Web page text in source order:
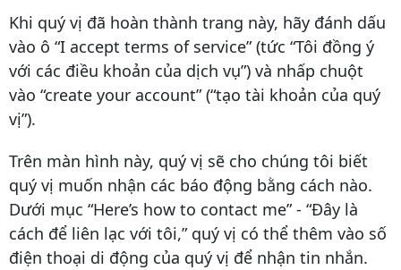
Khi quý vị đã hoàn thành trang này, hãy đánh dấu
vào ô “I accept terms of service” (tức “Tôi đồng ý
với các điều khoản của dịch vụ”) và nhấp chuột
vào “create your account” (“tạo tài khoản của quý
vị”).
Trên màn hình này, quý vị sẽ cho chúng tôi biết
quý vị muốn nhận các báo động bằng cách nào.
Dưới mục “Here’s how to contact me” - “Đây là
cách để liên lạc với tôi,” quý vị có thể thêm vào số
điện thoại di động của quý vị để nhận tin nhắn.